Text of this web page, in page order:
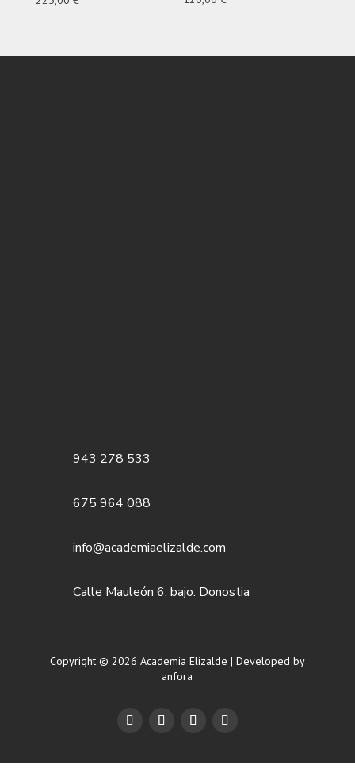
943 278 533
675 964 088
info@academiaelizalde.com
Calle Mauleón 6, bajo. Donostia
Copyright © 2026 Academia Elizalde | Developed by
anfora